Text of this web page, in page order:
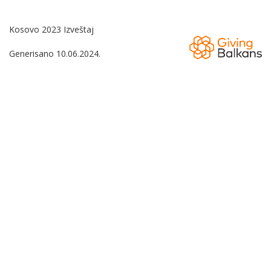
Kosovo 2023 Izveštaj
Generisano 10.06.2024.